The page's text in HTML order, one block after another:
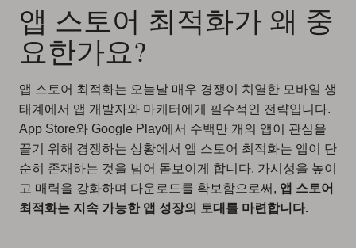
앱 스토어 최적화가 왜 중
요한가요?
앱 스토어 최적화는 오늘날 매우 경쟁이 치열한 모바일 생
태계에서 앱 개발자와 마케터에게 필수적인 전략입니다.
App Store와 Google Play에서 수백만 개의 앱이 관심을
끌기 위해 경쟁하는 상황에서 앱 스토어 최적화는 앱이 단
순히 존재하는 것을 넘어 돋보이게 합니다. 가시성을 높이
고 매력을 강화하며 다운로드를 확보함으로써, 앱 스토어
최적화는 지속 가능한 앱 성장의 토대를 마련합니다.